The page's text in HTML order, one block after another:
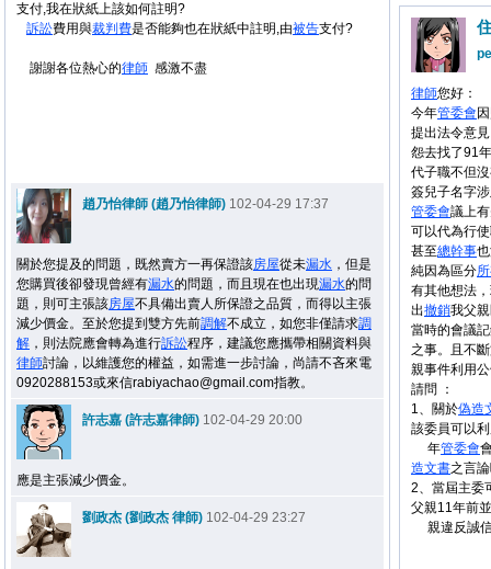
支付,我在狀紙上該如何註明?
訴訟費用與裁判費是否能夠也在狀紙中註明,由被告支付?
謝謝各位熱心的律師 感激不盡
趙乃怡律師 (趙乃怡律師) 102-04-29 17:37
關於您提及的問題，既然賣方一再保證該房屋從未漏水 ，但是
您購買後卻發現曾經有漏水的問題，而且現在也出現漏水的問
題，則可主張該房屋不具備出賣人所保證之品質，而得以主張
減少價金。至於您提到雙方先前調解不成立，如您非僅請求調
解 ，則法院應會轉為進行訴訟程序，建議您應攜帶相關資料與
律師討論，以維護您的權益，如需進一步討論，尚請不吝來電
0920288153或來信rabiyachao@gmail.com指教。
許志嘉 (許志嘉律師) 102-04-29 20:00
應是主張減少價金。
劉政杰 (劉政杰 律師) 102-04-29 23:27
律師您好：
今年管委會
提出法令意
怨去找了91
代子職不但
簽兒子名字
管委會議上
可以代為行
甚至總幹事
純因為區分
有其他想法
出撤銷我父
當時的會議
之事。且不
親事件利用
請問 ：
1、關於偽造
該委員可以
年管委會
造文書之言
2、當屆主委
父親11年前
親違反誠